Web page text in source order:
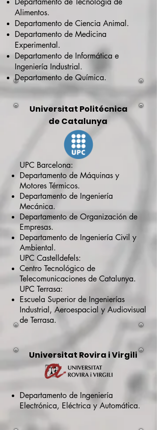
Alimentos.
Departamento de Ciencia Animal.
Departamento de Medicina
Experimental.
Departamento de Informática e
Ingeniería Industrial.
Departamento de Química.
Universitat Politécnica
de Catalunya
UPC Barcelona:
Departamento de Máquinas y
Motores Térmicos.
Departamento de Ingeniería
Mecánica.
Departamento de Organización de
Empresas.
Departamento de Ingeniería Civil y
Ambiental.
UPC Castelldefels:
Centro Tecnológico de
Telecomunicaciones de Catalunya.
UPC Terrasa:
Escuela Superior de Ingenierías
Industrial, Aeroespacial y Audiovisual
de Terrasa.
Universitat Rovira i Virgili
Departamento de Ingeniería
Electrónica, Eléctrica y Automática.